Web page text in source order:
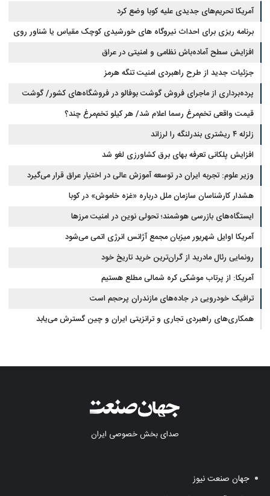
آمریکا تحریم‌های جدیدی علیه کوبا وضع کرد
برنامه ریزی برای احداث نیروگاه های خورشیدی کوچک مقیاس یا شناور روی
آب در مازندران
افزایش سطح آماده‌باش نظامی و امنیتی در عراق
جزئیات جدید از طرح راهبردی امنیت تنگه هرمز
پرده‌برداری از ماجرای فروش گوشت بوفالو در فروشگاه‌های کشور/ گوشت
بوفالو از کجا وارد می‌شود؟/ هر کیلو بوفالو با چه قیمتی به فروش می‌رود؟
قیمت واقعی تخم‌مرغ رسما اعلام شد/ هر کیلو تخم‌مرغ چند؟
زلزله ۴ ریشتری بندرلنگه را لرزاند
افزایش پلکانی تعرفه بهای برق کشاورزی لغو شد
وزیر علوم: تجربه ایران در توسعه آموزش عالی در اختیار عراق قرار می‌گیرد
هشدار کارشناسان سازمان ملل درباره «غزه‌ خاموش» در کوبا
ایستگاه‌های بازرسی هوشمند؛ تحولی نوین در امنیت مرزها
آمریکا اوایل شهریور میزبان مجمع آژانس انرژی اتمی می‌شود
رونمایی رئال مادرید از گران‌ترین خرید تاریخ خود
آمریکا: از پرتاب موشکی کره شمالی مطلع هستیم
ترافیک خودرویی در جاده‌های مازندران پرحجم است
همکاری‌های راهبردی تجاری و ترانزیتی ایران و چین گسترش می‌یابد
صدای بخش خصوصی ایران
جهان صنعت نیوز